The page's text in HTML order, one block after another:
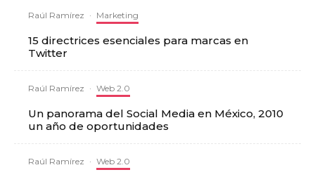
Raúl Ramírez · Marketing
15 directrices esenciales para marcas en
Twitter
Raúl Ramírez · Web 2.0
Un panorama del Social Media en México, 2010
un año de oportunidades
Raúl Ramírez · Web 2.0